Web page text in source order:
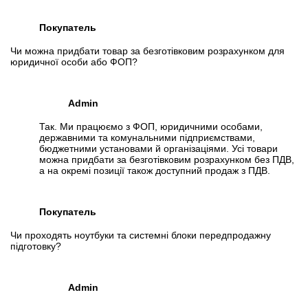
Покупатель
Чи можна придбати товар за безготівковим розрахунком для
юридичної особи або ФОП?
Admin
Так. Ми працюємо з ФОП, юридичними особами,
державними та комунальними підприємствами,
бюджетними установами й організаціями. Усі товари
можна придбати за безготівковим розрахунком без ПДВ,
а на окремі позиції також доступний продаж з ПДВ.
Покупатель
Чи проходять ноутбуки та системні блоки передпродажну
підготовку?
Admin